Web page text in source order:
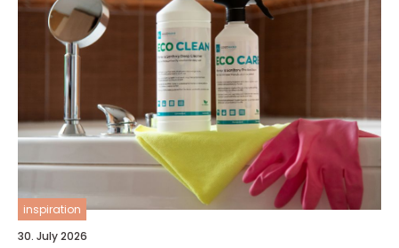
inspiration
30. July 2026